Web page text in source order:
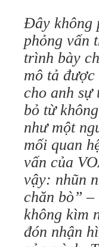
Đây không
phỏng vấn
trình bày
mô tả
cho anh sự
bỏ từ
như một
mối quan
vấn của
vậy: nhũn
chăn bò”
không kìm
đón nhận